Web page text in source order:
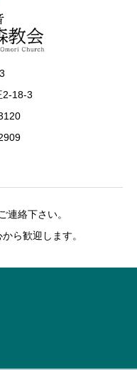
2-18-3
連絡下さい。
ら歓迎します。